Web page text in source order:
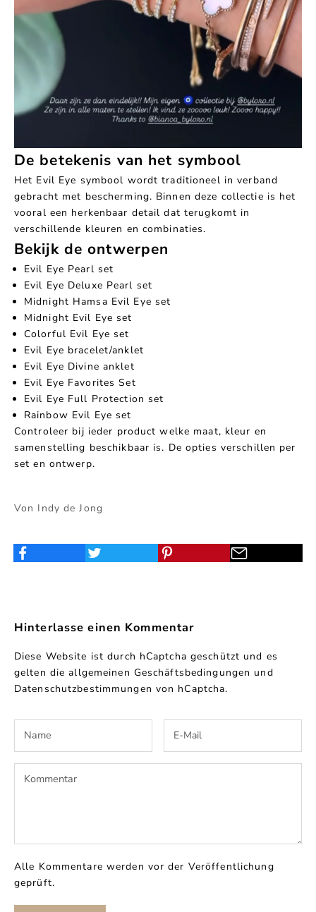
De betekenis van het symbool
Het Evil Eye symbool wordt traditioneel in verband
gebracht met bescherming. Binnen deze collectie is het
vooral een herkenbaar detail dat terugkomt in
verschillende kleuren en combinaties.
Bekijk de ontwerpen
Evil Eye Pearl set
Evil Eye Deluxe Pearl set
Midnight Hamsa Evil Eye set
Midnight Evil Eye set
Colorful Evil Eye set
Evil Eye bracelet/anklet
Evil Eye Divine anklet
Evil Eye Favorites Set
Evil Eye Full Protection set
Rainbow Evil Eye set
Controleer bij ieder product welke maat, kleur en
samenstelling beschikbaar is. De opties verschillen per
set en ontwerp.
Von Indy de Jong
Hinterlasse einen Kommentar
Diese Website ist durch hCaptcha geschützt und es
gelten dieallgemeinen Geschäftsbedingungen und
Datenschutzbestimmungen von hCaptcha.
Alle Kommentare werden vor der Veröffentlichung
geprüft.